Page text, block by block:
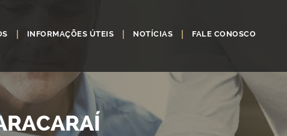
INFORMAÇÕES ÚTEIS NOTÍCIAS FALE CONOSCO